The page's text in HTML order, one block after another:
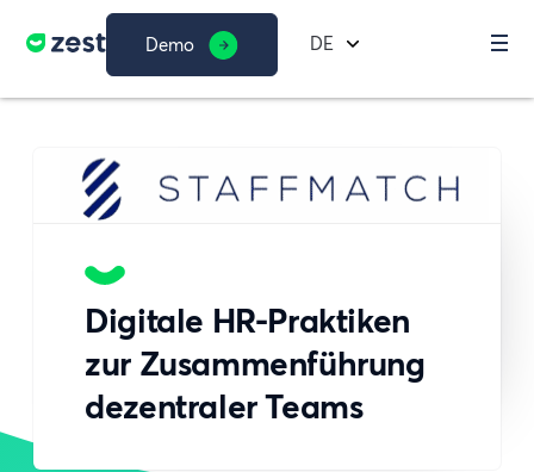
Demo DE
Digitale HR-Praktiken
zur Zusammenführung
dezentraler Teams